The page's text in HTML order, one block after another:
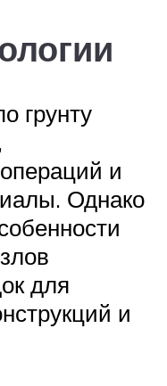
грунту
и
Однако
для
и